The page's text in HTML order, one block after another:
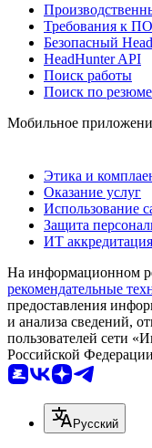
Требования к ПО
Безопасный
HeadHunter API
Поиск работы
Поиск по резюме
Мобильное
Этика и
Оказание услуг
Использование
Защита
ИТ аккредитация
На информационном
рекомендательные
предоставления
и анализа сведений,
пользователей сети
Российской
Русский